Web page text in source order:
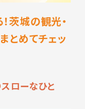
茨城の観光・
とめてチェッ
ローなひと